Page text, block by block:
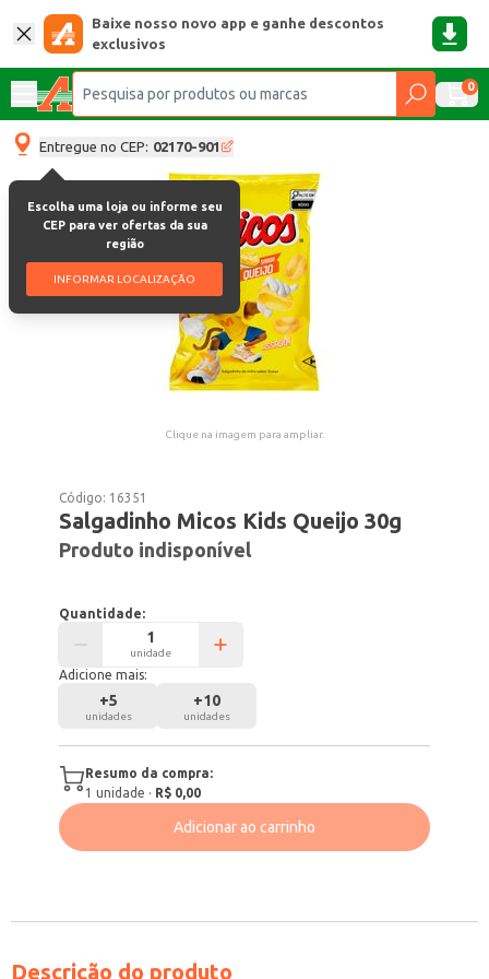
Baixe nosso novo app e ganhe descontos
exclusivos
0
Entregue no CEP: 02170-901
Escolha uma loja ou informe seu
CEP para ver ofertas da sua
região
INFORMAR LOCALIZAÇÃO
Clique na imagem para ampliar.
Código: 16351
Salgadinho Micos Kids Queijo 30g
Produto indisponível
Quantidade:
unidade
Adicione mais:
+5
unidades
+10
unidades
Resumo da compra:
1 unidade · R$ 0,00
Adicionar ao carrinho
Descrição do produto